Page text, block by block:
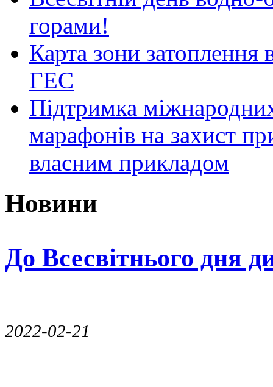
горами!
Карта зони затоплення
ГЕС
Підтримка
марафонів на захист
власним прикладом
Новини
До Всесвітнього дня
2022-02-21